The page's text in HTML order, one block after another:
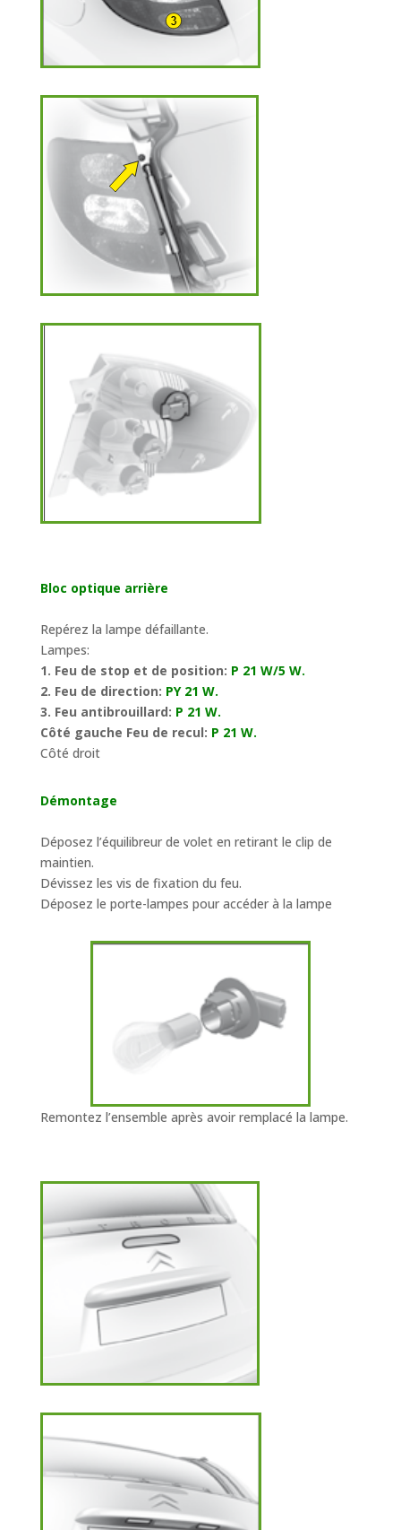
Bloc optique arrière
Repérez la lampe défaillante.
Lampes:
1. Feu de stop et de position: P 21 W/5 W.
2. Feu de direction: PY 21 W.
3. Feu antibrouillard: P 21 W.
Côté gauche Feu de recul: P 21 W.
Côté droit
Démontage
Déposez l’équilibreur de volet en retirant le clip de
maintien.
Dévissez les vis de fixation du feu.
Déposez le porte-lampes pour accéder à la lampe
Remontez l’ensemble après avoir remplacé la lampe.